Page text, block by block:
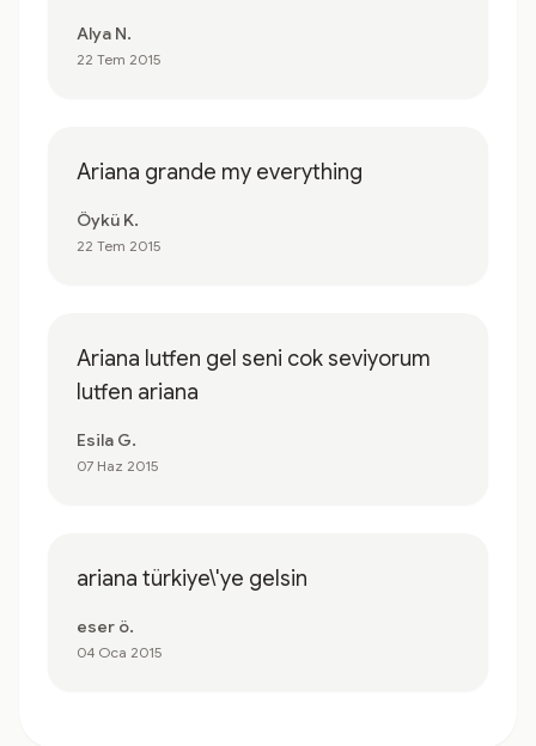
Alya N.
22 Tem 2015
Ariana grande my everything
Öykü K.
22 Tem 2015
Ariana lutfen gel seni cok seviyorum
lutfen ariana
Esila G.
07 Haz 2015
ariana türkiye\'ye gelsin
eser ö.
04 Oca 2015